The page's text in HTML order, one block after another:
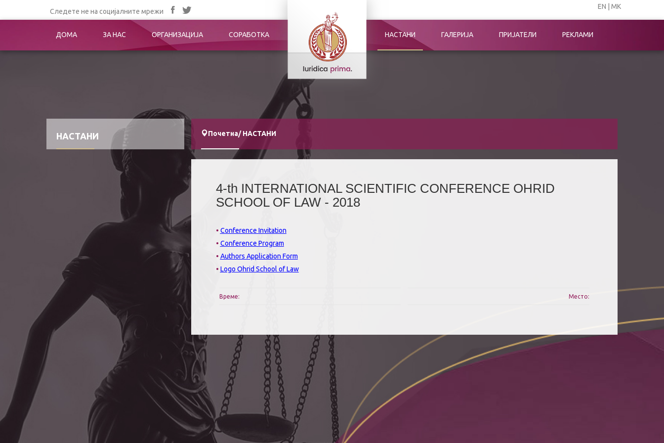
Следете не на социјалните мрежи
EN МК
ДОМА ЗА НАС ОРГАНИЗАЦИЈА СОРАБОТКА НАСТАНИ ГАЛЕРИЈА ПРИЈАТЕЛИ РЕКЛАМИ
НАСТАНИ Почетна/НАСТАНИ
4-th INTERNATIONAL SCIENTIFIC CONFERENCE OHRID
SCHOOL OF LAW - 2018
Conference Invitation
Conference Program
Authors Application Form
Logo Ohrid School of Law
Време: Место: